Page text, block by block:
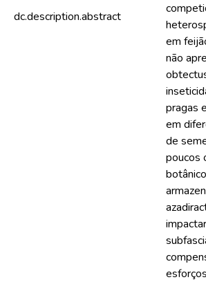
dc.description.abstract
em
não
pragas
em
de
poucos